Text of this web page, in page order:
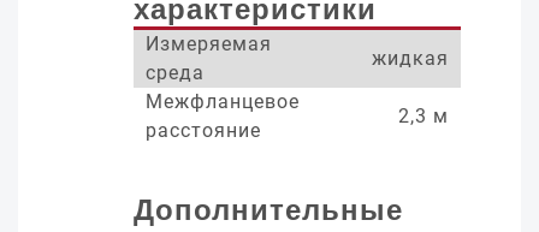
характеристики
Измеряемая
среда
жидкая
Межфланцевое
расстояние
2,3 м
Дополнительные